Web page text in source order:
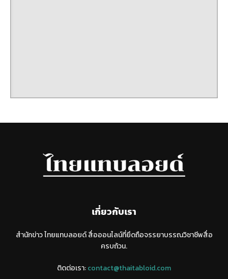
เกี่ยวกับเรา
สำนักข่าว ไทยแทบลอยด์ สื่อออนไลน์ที่ยึดถือจรรยาบรรณวิชาชีพสื่อ
ครบถ้วน.
ติดต่อเรา:contact@thaitabloid.com